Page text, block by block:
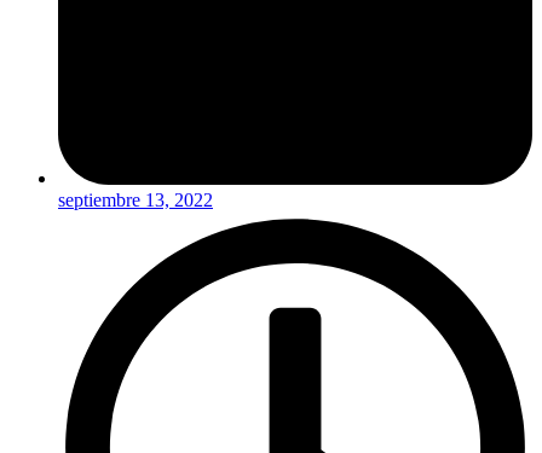
septiembre 13, 2022